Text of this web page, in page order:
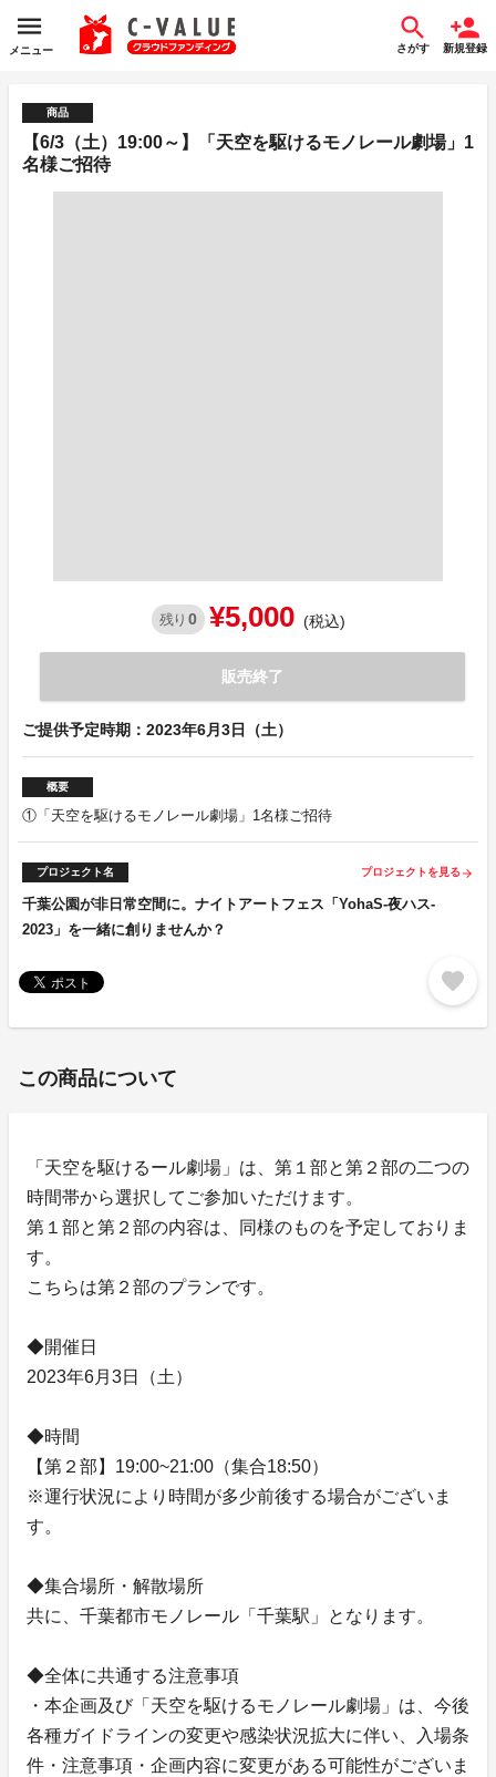
メニュー さがす 新規登録
商品
【6/3（土）19:00～】「天空を駆けるモノレール劇場」1
名様ご招待
残り 0 ¥5,000 (税込)
販売終了
ご提供予定時期：2023年6月3日（土）
概要
①「天空を駆けるモノレール劇場」1名様ご招待
プロジェクト名 プロジェクトを見る arrow_forward
千葉公園が非日常空間に。ナイトアートフェス「YohaS-夜ハス-
2023」を一緒に創りませんか？
favorite
この商品について
「天空を駆けるール劇場」は、第１部と第２部の二つの
時間帯から選択してご参加いただけます。
第１部と第２部の内容は、同様のものを予定しておりま
す。
こちらは第２部のプランです。
◆開催日
2023年6月3日（土）
◆時間
【第２部】19:00~21:00（集合18:50）
※運行状況により時間が多少前後する場合がございま
す。
◆集合場所・解散場所
共に、千葉都市モノレール「千葉駅」となります。
◆全体に共通する注意事項
・本企画及び「天空を駆けるモノレール劇場」は、今後
各種ガイドラインの変更や感染状況拡大に伴い、入場条
件・注意事項・企画内容に変更がある可能性がございま